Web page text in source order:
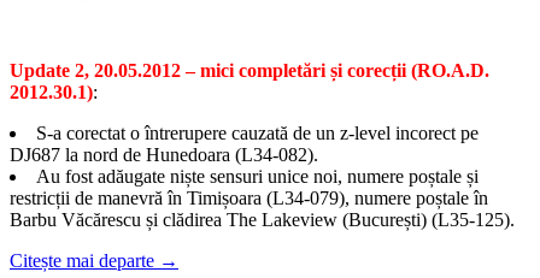
Update 2, 20.05.2012 – mici completări și corecții (RO.A.D.
2012.30.1):
S-a corectat o întrerupere cauzată de un z-level incorect pe
DJ687 la nord de Hunedoara (L34-082).
Au fost adăugate niște sensuri unice noi, numere poștale și
restricții de manevră în Timișoara (L34-079), numere poștale în
Barbu Văcărescu și clădirea The Lakeview (București) (L35-125).
Citește mai departe →